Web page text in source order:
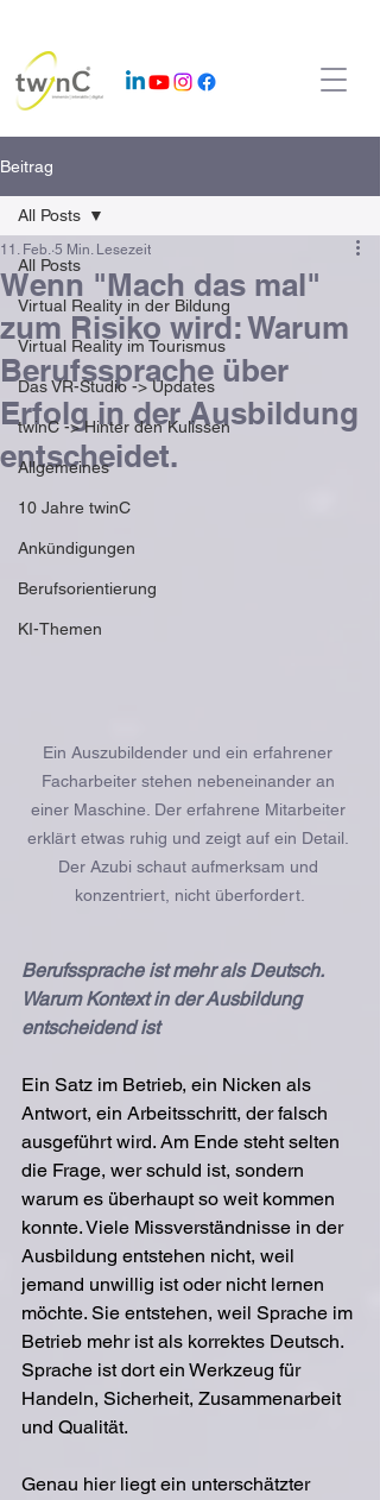
Beitrag
All Posts
Virtual Reality in der Bildung
Virtual Reality im Tourismus
Das VR-Studio -> Updates
twinC -> Hinter den Kulissen
Allgemeines
10 Jahre twinC
Ankündigungen
Berufsorientierung
KI-Themen
All Posts
Wenn "Mach das mal"
zum Risiko wird: Warum
Berufssprache über
Erfolg in der Ausbildung
entscheidet.
11. Feb. 5 Min. Lesezeit
Ein Auszubildender und ein erfahrener
Facharbeiter stehen nebeneinander an
einer Maschine. Der erfahrene Mitarbeiter
erklärt etwas ruhig und zeigt auf ein Detail.
Der Azubi schaut aufmerksam und
konzentriert, nicht überfordert.
Berufssprache ist mehr als Deutsch.
Warum Kontext in der Ausbildung
entscheidend ist
Ein Satz im Betrieb, ein Nicken als
Antwort, ein Arbeitsschritt, der falsch
ausgeführt wird. Am Ende steht selten
die Frage, wer schuld ist, sondern
warum es überhaupt so weit kommen
konnte. Viele Missverständnisse in der
Ausbildung entstehen nicht, weil
jemand unwillig ist oder nicht lernen
möchte. Sie entstehen, weil Sprache im
Betrieb mehr ist als korrektes Deutsch.
Sprache ist dort ein Werkzeug für
Handeln, Sicherheit, Zusammenarbeit
und Qualität.
Genau hier liegt ein unterschätzter